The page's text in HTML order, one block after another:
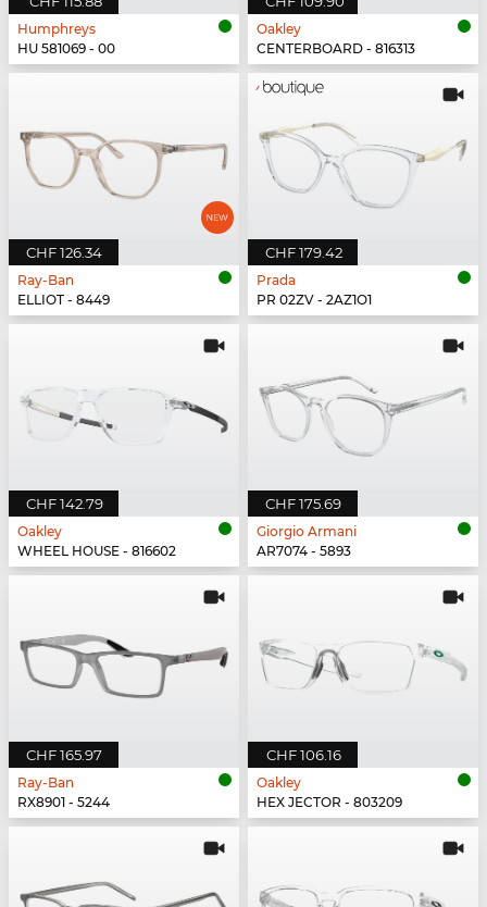
Humphreys
HU 581069 - 00
Oakley
CENTERBOARD - 816313
CHF 126.34
Ray-Ban
ELLIOT - 8449
CHF 179.42
Prada
PR 02ZV - 2AZ1O1
CHF 142.79
Oakley
WHEEL HOUSE - 816602
CHF 175.69
Giorgio Armani
AR7074 - 5893
CHF 165.97
Ray-Ban
RX8901 - 5244
CHF 106.16
Oakley
HEX JECTOR - 803209